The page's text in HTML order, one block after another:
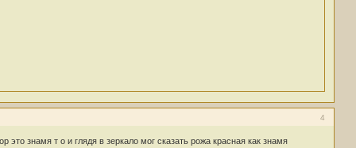
4
знамя т о и глядя в зеркало мог сказать рожа красная как знамя